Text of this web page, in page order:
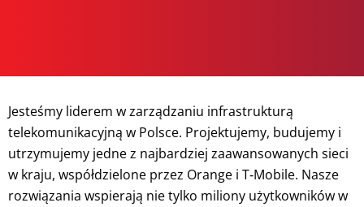
Jesteśmy liderem w zarządzaniu infrastrukturą
telekomunikacyjną w Polsce. Projektujemy, budujemy i
utrzymujemy jedne z najbardziej zaawansowanych sieci
w kraju, współdzielone przez Orange i T‑Mobile. Nasze
rozwiązania wspierają nie tylko miliony użytkowników w